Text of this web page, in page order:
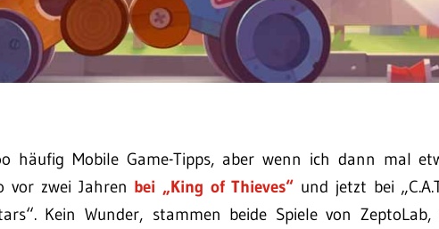
häufig Mobile Game-Tipps, aber wenn ich dann mal
vor zwei Jahren bei „King of Thieves“ und jetzt bei
Kein Wunder, stammen beide Spiele von ZeptoLab,